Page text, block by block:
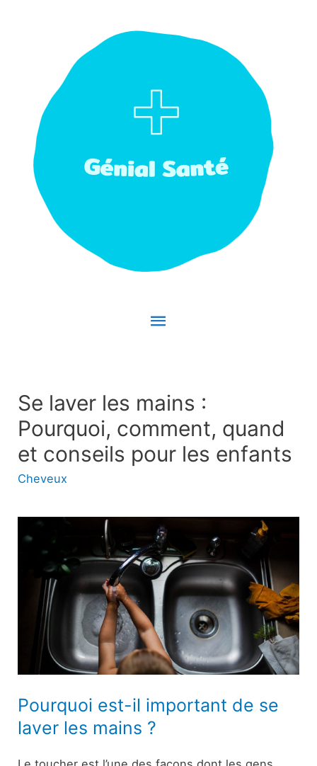
Menu
Se laver les mains :
Pourquoi, comment, quand
et conseils pour les enfants
Cheveux
Pourquoi est-il important de se
laver les mains ?